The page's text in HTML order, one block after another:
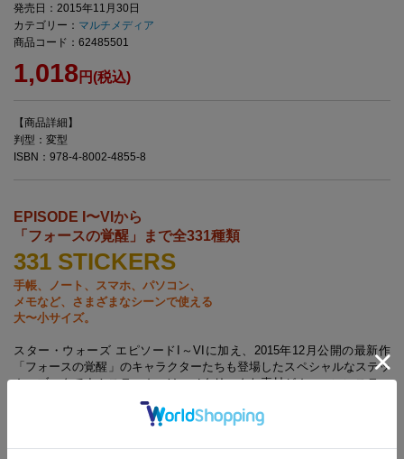
発売日：2015年11月30日
カテゴリー： マルチメディア
商品コード：62485501
1,018円(税込)
【商品詳細】
判型：変型
ISBN：978-4-8002-4855-8
EPISODE I〜VIから
「フォースの覚醒」まで全331種類
331 STICKERS
手帳、ノート、スマホ、パソコン、
メモなど、さまざまなシーンで使える
大〜小サイズ。
スター・ウォーズ エピソードI～VIに加え、2015年12月公開の最新作
「フォースの覚醒」のキャラクターたちも登場したスペシャルなステッ
カーブックです！ステッカーは、メタリックな素材がカッコいいステッ
カーなど全部で331種収録。手帳やノート、スマホ、パソコンなど様々
(C) & TM 2015 LUCASFILM LTD.